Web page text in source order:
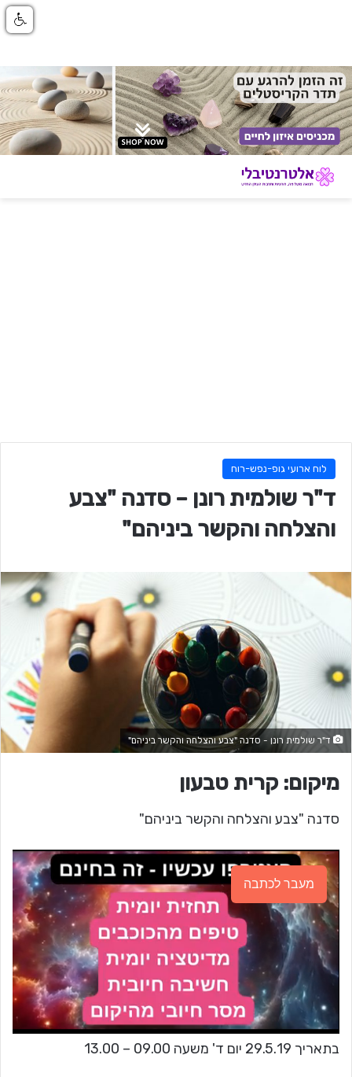
לוח ארועי גופ-נפש-רוח
ד"ר שולמית רונן – סדנה "צבע
והצלחה והקשר ביניהם"
ד"ר שולמית רונן - סדנה "צבע והצלחה והקשר ביניהם"
מיקום: קרית טבעון
סדנה "צבע והצלחה והקשר ביניהם"
מעבר לכתבה
בתאריך 29.5.19 יום ד' משעה 09.00 – 13.00